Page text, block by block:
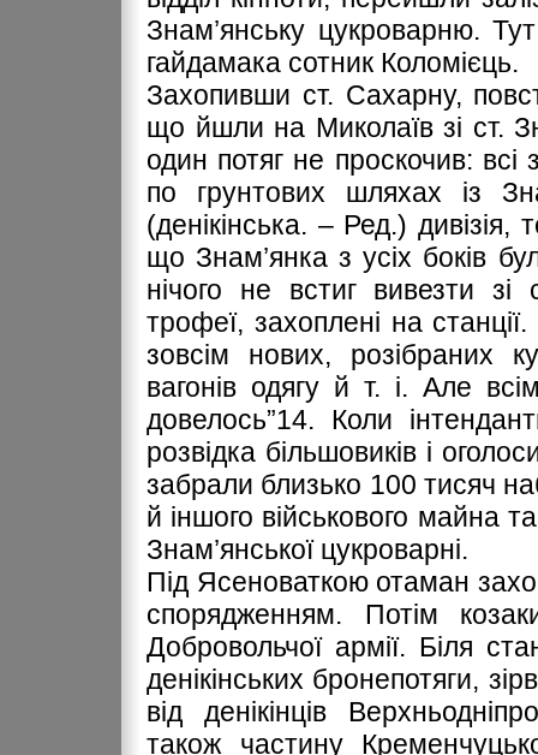
Знам’янську цукроварню.
гайдамака сотник Коломієць.
Захопивши ст. Сахарну,
що йшли на Миколаїв зі ст.
один потяг не проскочив:
по грунтових шляхах із
(денікінська. – Ред.)
що Знам’янка з усіх боків
нічого не встиг вивезти зі
трофеї, захоплені на
зовсім нових, розібраних
вагонів одягу й т. і. Але
довелось”14. Коли
розвідка більшовиків і
забрали близько 100 тисяч
й іншого військового майна
Знам’янської цукроварні.
Під Ясеноваткою отаман
спорядженням. Потім
Добровольчої армії. Біля
денікінських бронепотяги,
від денікінців
також частину